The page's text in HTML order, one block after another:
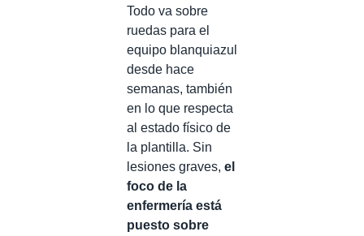
Todo va sobre
ruedas para el
equipo blanquiazul
desde hace
semanas, también
en lo que respecta
al estado físico de
la plantilla. Sin
lesiones graves, el
foco de la
enfermería está
puesto sobre